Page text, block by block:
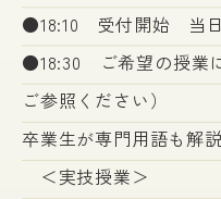
●18:10 受付開始 当日
●18:30 ご希望の授業
ご参照ください）
卒業生が専門用語も解
＜実技授業＞